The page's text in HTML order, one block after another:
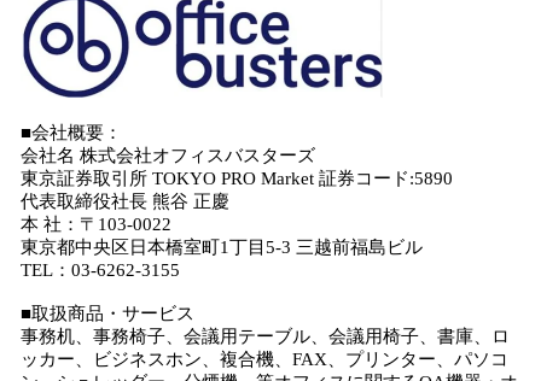
■会社概要：
会社名 株式会社オフィスバスターズ
東京証券取引所 TOKYO PRO Market 証券コード:5890
代表取締役社長 熊谷 正慶
本 社：〒103-0022
東京都中央区日本橋室町1丁目5-3 三越前福島ビル
TEL：03-6262-3155
■取扱商品・サービス
事務机、事務椅子、会議用テーブル、会議用椅子、書庫、ロ
ッカー、ビジネスホン、複合機、FAX、プリンター、パソコ